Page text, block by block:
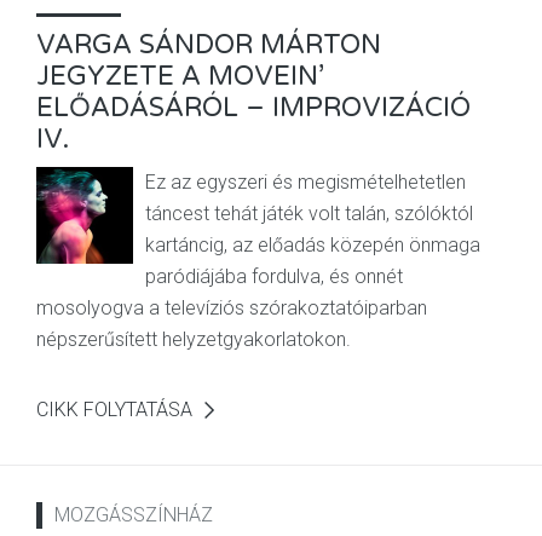
VARGA SÁNDOR MÁRTON
JEGYZETE A MOVEIN’
ELŐADÁSÁRÓL – IMPROVIZÁCIÓ
IV.
Ez az egyszeri és megismételhetetlen
táncest tehát játék volt talán, szólóktól
kartáncig, az előadás közepén önmaga
paródiájába fordulva, és onnét
mosolyogva a televíziós szórakoztatóiparban
népszerűsített helyzetgyakorlatokon.
CIKK FOLYTATÁSA
MOZGÁSSZÍNHÁZ